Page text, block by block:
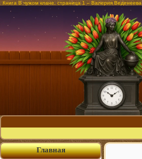
Книга В чужом клане, страница 1 – Валерия Веденеева
Главная